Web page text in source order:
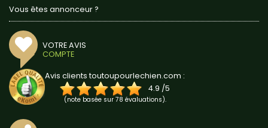
Vous êtes annonceur ?
VOTRE AVIS
COMPTE
Avis clients toutoupourlechien.com :
4.9 /5
(note basée sur 78 évaluations).